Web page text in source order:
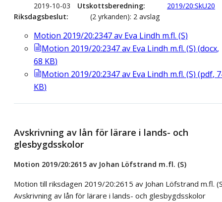
2019-10-03
Utskottsberedning
2019/20:SkU20
Riksdagsbeslut
(2 yrkanden): 2 avslag
Motion 2019/20:2347 av Eva Lindh m.fl. (S)
Motion 2019/20:2347 av Eva Lindh m.fl. (S) (docx,
68 KB)
Motion 2019/20:2347 av Eva Lindh m.fl. (S) (pdf,
KB)
Avskrivning av lån för lärare i lands- och
glesbygdsskolor
Motion 2019/20:2615 av Johan Löfstrand m.fl. (S)
Motion till riksdagen 2019/20:2615 av Johan Löfstrand m.fl.
Avskrivning av lån för lärare i lands- och glesbygdsskolor